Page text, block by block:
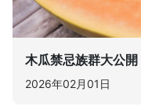
木瓜禁忌族群大公
2026年02月01日